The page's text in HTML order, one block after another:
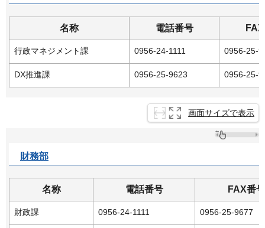
名称 電話番号
行政マネジメント課 0956-24-1111 0956-25-
DX推進課 0956-25-9623 0956-25-
画面サイズで表示
財務部
名称 電話番号 FAX番号
財政課 0956-24-1111 0956-25-9677